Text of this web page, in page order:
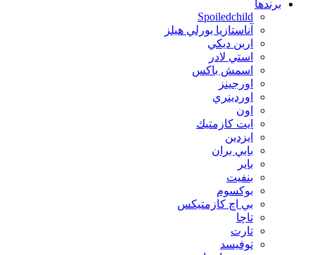
برندها
Spoiledchild
آناستازيا بورلي هيلز
اربن ديكي
استي لادر
اسمش باكس
اورجينز
اوردينري
اون
ايت كازمتيك
ايزدين
بابي بران
بایر
بنفيت
بوكسوم
بي اچ كازمتيكس
تاچا
تارت
توفيسد